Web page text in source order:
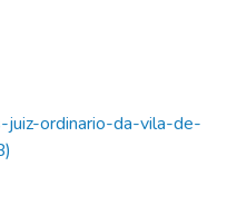
ordinario-da-vila-de-